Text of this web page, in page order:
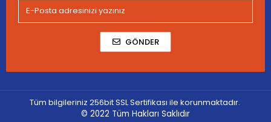
GÖNDER
Tüm bilgileriniz 256bit SSL Sertifikası ile korunmaktadır.
© 2022 Tüm Hakları Saklıdır